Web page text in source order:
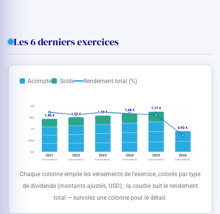
Les 6 derniers exercices
Acompte Solde Rendement total (%)
0 €
0,5 €
1 €
1,5 €
2 €
2021
4 versements
2022
4 versements
2023
4 versements
2024
4 versements
2025
4 versements
2026
2 versements
1,45 € 1,52 € 1,59 € 1,68 € 1,77 €
0,92 €
Chaque colonne empile les versements de l'exercice, colorés par type
de dividende (montants ajustés, USD) ; la courbe suit le rendement
total — survolez une colonne pour le détail.